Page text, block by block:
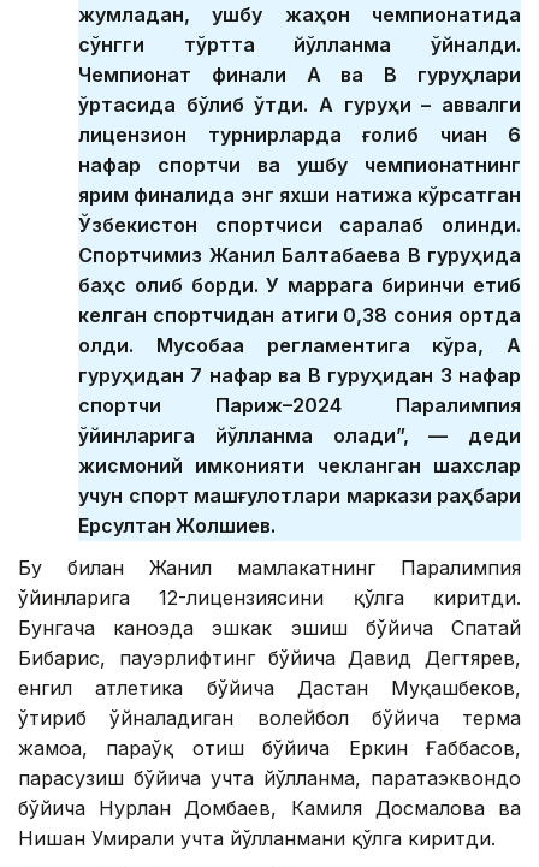
жумладан, ушбу жаҳон чемпионатида
сўнгги тўртта йўлланма ўйналди.
Чемпионат финали А ва В гуруҳлари
ўртасида бўлиб ўтди. А гуруҳи – аввалги
лицензион турнирларда ғолиб чиққан 6
нафар спортчи ва ушбу чемпионатнинг
ярим финалида энг яхши натижа кўрсатган
Ўзбекистон спортчиси саралаб олинди.
Спортчимиз Жанил Балтабаева В гуруҳида
баҳс олиб борди. У маррага биринчи етиб
келган спортчидан атиги 0,38 сония ортда
қолди. Мусобақа регламентига кўра, А
гуруҳидан 7 нафар ва В гуруҳидан 3 нафар
спортчи Париж–2024 Паралимпия
ўйинларига йўлланма олади”, — деди
жисмоний имконияти чекланган шахслар
учун спорт машғулотлари маркази раҳбари
Ерсултан Жолшиев.
Бу билан Жанил мамлакатнинг Паралимпия
ўйинларига 12-лицензиясини қўлга киритди.
Бунгача каноэда эшкак эшиш бўйича Спатай
Бибарис, пауэрлифтинг бўйича Давид Дегтярев,
енгил атлетика бўйича Дастан Муқашбеков,
ўтириб ўйналадиган волейбол бўйича терма
жамоа, параўқ отиш бўйича Еркин Ғаббасов,
парасузиш бўйича учта йўлланма, паратаэквондо
бўйича Нурлан Домбаев, Камиля Досмалова ва
Нишан Умирали учта йўлланмани қўлга киритди.